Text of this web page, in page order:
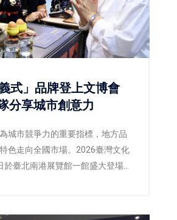
式」品牌登上文博會
分享城市創意力
城市競爭力的重要指標，地方品
色走向全國市場。2026臺灣文化
臺北南港展覽館一館盛大登場，
活、好關係、好風格」三大主